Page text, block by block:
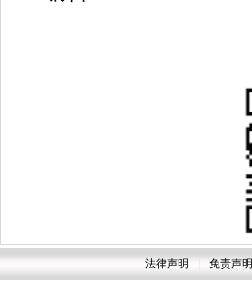
法律声明 免责声明